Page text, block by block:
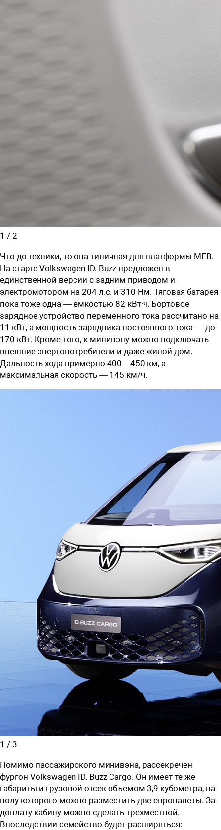
1 / 2
Что до техники, то она типичная для платформы MEB.
На старте Volkswagen ID. Buzz предложен в
единственной версии с задним приводом и
электромотором на 204 л.с. и 310 Нм. Тяговая батарея
пока тоже одна — емкостью 82 кВт∙ч. Бортовое
зарядное устройство переменного тока рассчитано на
11 кВт, а мощность зарядника постоянного тока — до
170 кВт. Кроме того, к минивэну можно подключать
внешние энергопотребители и даже жилой дом.
Дальность хода примерно 400—450 км, а
максимальная скорость — 145 км/ч.
1 / 3
Помимо пассажирского минивэна, рассекречен
фургон Volkswagen ID. Buzz Cargo. Он имеет те же
габариты и грузовой отсек объемом 3,9 кубометра, на
полу которого можно разместить две европалеты. За
доплату кабину можно сделать трехместной.
Впоследствии семейство будет расширяться: